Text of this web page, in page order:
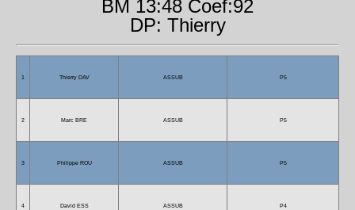
BM 13:48 Coef:92
DP: Thierry
1 Thierry DAV ASSUB P5
2 Marc BRE ASSUB P5
3 Philippe ROU ASSUB P5
4 David ESS ASSUB P4